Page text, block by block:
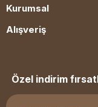
Kurumsal
Alışveriş
Özel indirim